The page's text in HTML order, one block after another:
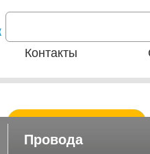
Контакты
Провода